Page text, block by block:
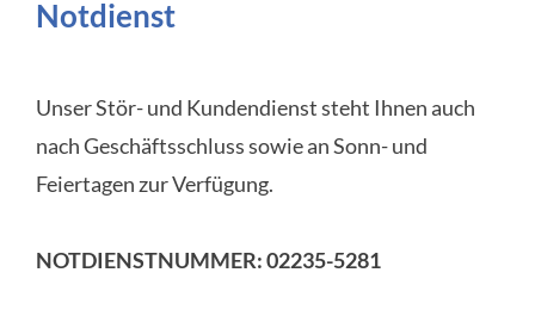
Notdienst
Unser Stör- und Kundendienst steht Ihnen auch
nach Geschäftsschluss sowie an Sonn- und
Feiertagen zur Verfügung.
NOTDIENSTNUMMER: 02235-5281